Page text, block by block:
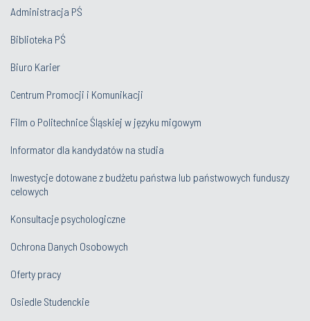
Administracja PŚ
Biblioteka PŚ
Biuro Karier
Centrum Promocji i Komunikacji
Film o Politechnice Śląskiej w języku migowym
Informator dla kandydatów na studia
Inwestycje dotowane z budżetu państwa lub państwowych funduszy
celowych
Konsultacje psychologiczne
Ochrona Danych Osobowych
Oferty pracy
Osiedle Studenckie